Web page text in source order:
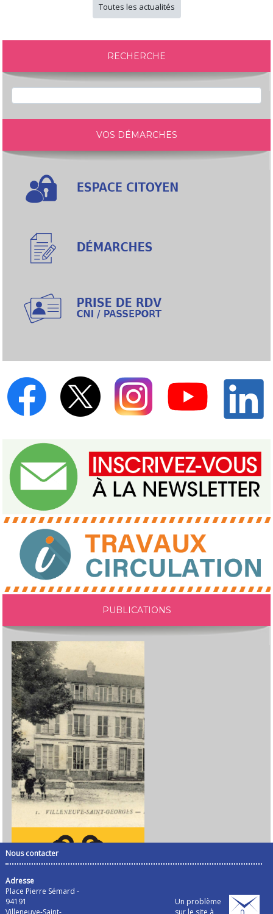
Toutes les actualités
RECHERCHE
VOS DÉMARCHES
PUBLICATIONS
Nous contacter
Adresse
Place Pierre Sémard -
94191
Un problème